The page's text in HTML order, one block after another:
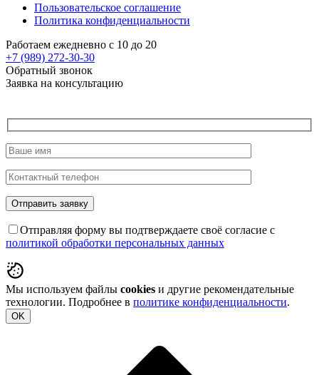
Пользовательское соглашение
Политика конфиденциальности
Работаем ежедневно с 10 до 20
+7 (989) 272-30-30
Обратный звонок
Заявка на консультацию
Отправляя форму вы подтверждаете своё согласие с
политикой обработки персональных данных
Мы используем файлы cookies и другие рекомендательные
технологии. Подробнее в политике конфиденциальности.
OK